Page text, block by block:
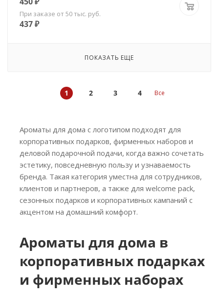
При заказе от 50 тыс. руб.
437₽
ПОКАЗАТЬ ЕЩЕ
1 2 3 4 Все
Ароматы для дома с логотипом подходят для
корпоративных подарков, фирменных наборов и
деловой подарочной подачи, когда важно сочетать
эстетику, повседневную пользу и узнаваемость
бренда. Такая категория уместна для сотрудников,
клиентов и партнеров, а также для welcome pack,
сезонных подарков и корпоративных кампаний с
акцентом на домашний комфорт.
Ароматы для дома в
корпоративных подарках
и фирменных наборах